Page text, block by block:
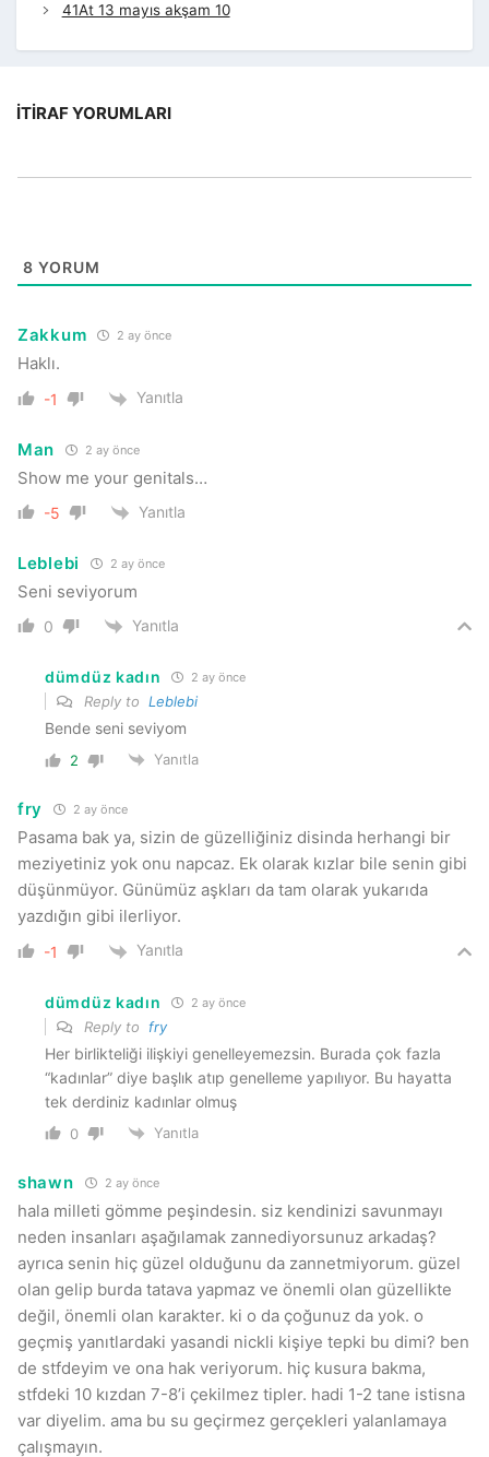
41At 13 mayıs akşam 10
İTIRAF YORUMLARI
8 YORUM
Zakkum 2 ay önce
Haklı.
-1 Yanıtla
Man 2 ay önce
Show me your genitals…
-5 Yanıtla
Leblebi 2 ay önce
Seni seviyorum
0 Yanıtla
dümdüz kadın 2 ay önce
Reply to Leblebi
Bende seni seviyom
2 Yanıtla
fry 2 ay önce
Pasama bak ya, sizin de güzelliğiniz disinda herhangi bir
meziyetiniz yok onu napcaz. Ek olarak kızlar bile senin gibi
düşünmüyor. Günümüz aşkları da tam olarak yukarıda
yazdığın gibi ilerliyor.
-1 Yanıtla
dümdüz kadın 2 ay önce
Reply to fry
Her birlikteliği ilişkiyi genelleyemezsin. Burada çok fazla
“kadınlar” diye başlık atıp genelleme yapılıyor. Bu hayatta
tek derdiniz kadınlar olmuş
0 Yanıtla
shawn 2 ay önce
hala milleti gömme peşindesin. siz kendinizi savunmayı
neden insanları aşağılamak zannediyorsunuz arkadaş?
ayrıca senin hiç güzel olduğunu da zannetmiyorum. güzel
olan gelip burda tatava yapmaz ve önemli olan güzellikte
değil, önemli olan karakter. ki o da çoğunuz da yok. o
geçmiş yanıtlardaki yasandi nickli kişiye tepki bu dimi? ben
de stfdeyim ve ona hak veriyorum. hiç kusura bakma,
stfdeki 10 kızdan 7-8’i çekilmez tipler. hadi 1-2 tane istisna
var diyelim. ama bu su geçirmez gerçekleri yalanlamaya
çalışmayın.